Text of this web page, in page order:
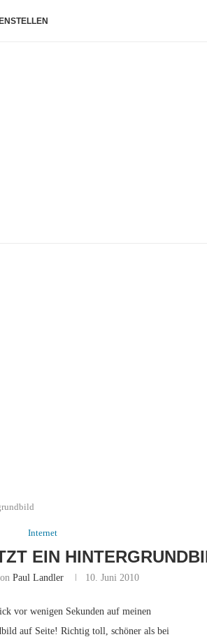
Internet
EIN
Paul Landler 10. Juni 2010
vor wenigen Sekunden auf meinen
auf Seite! Richtig toll, schöner als bei